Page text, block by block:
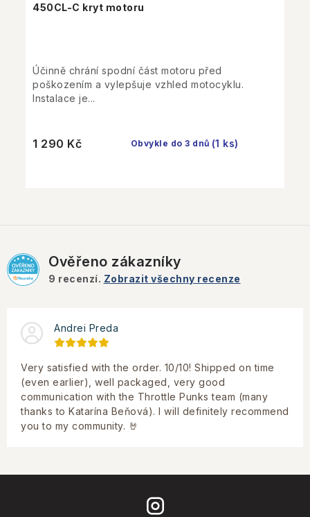
450CL-C kryt motoru
Obvykle do 3 dnů (1 ks)
1 290 Kč
Účinně chrání spodní část motoru před
poškozením a vylepšuje vzhled motocyklu.
Instalace je...
Ověřeno zákazníky
9 recenzí. Zobrazit všechny recenze
Andrei Preda
Very satisfied with the order. 10/10! Shipped on time
(even earlier), well packaged, very good
communication with the Throttle Punks team (many
thanks to Katarína Beňová). I will definitely recommend
you to my community. 🤘